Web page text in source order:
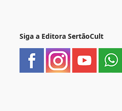
Siga a Editora SertãoCult